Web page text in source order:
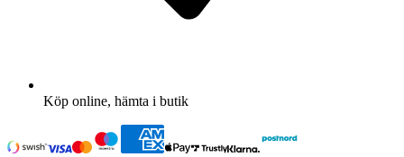
Köp online, hämta i butik